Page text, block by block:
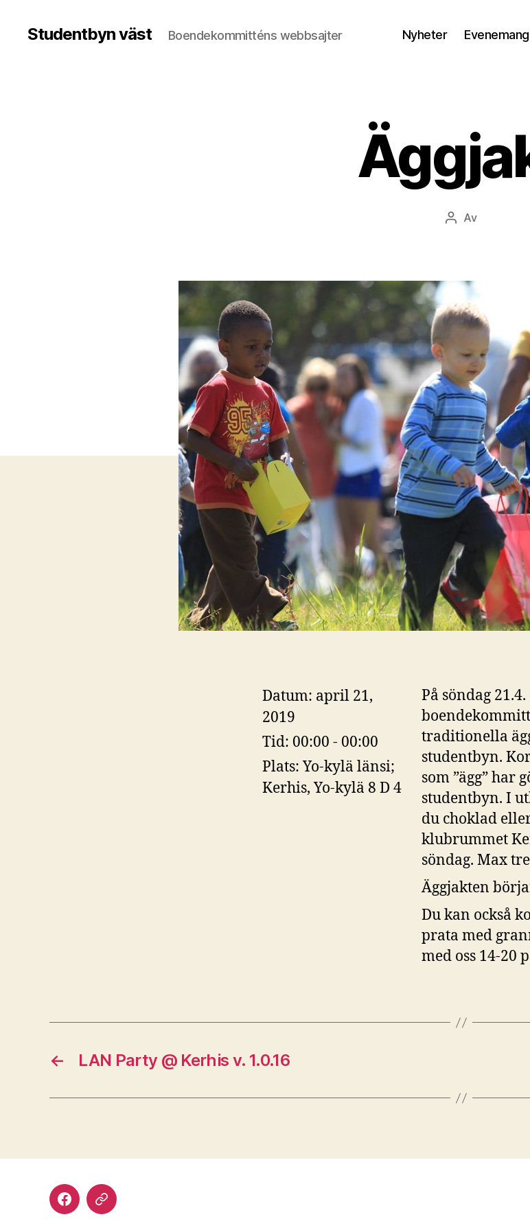
Studentbyn väst Boendekommitténs webbsajter Nyheter Evenemang
Inläggsförfattare
Av
Datum: april 21,
2019
Tid: 00:00 - 00:00
Plats:Yo-kylä länsi;
Kerhis, Yo-kylä 8 D 4
På söndag
traditionella
studentbyn.
som ”ägg” har
studentbyn. I
du choklad
klubrummet
söndag. Max
Äggjakten
Du kan också
prata med
med oss 14-20
← LAN Party @ Kerhis v. 1.0.16
FacebookDiscord